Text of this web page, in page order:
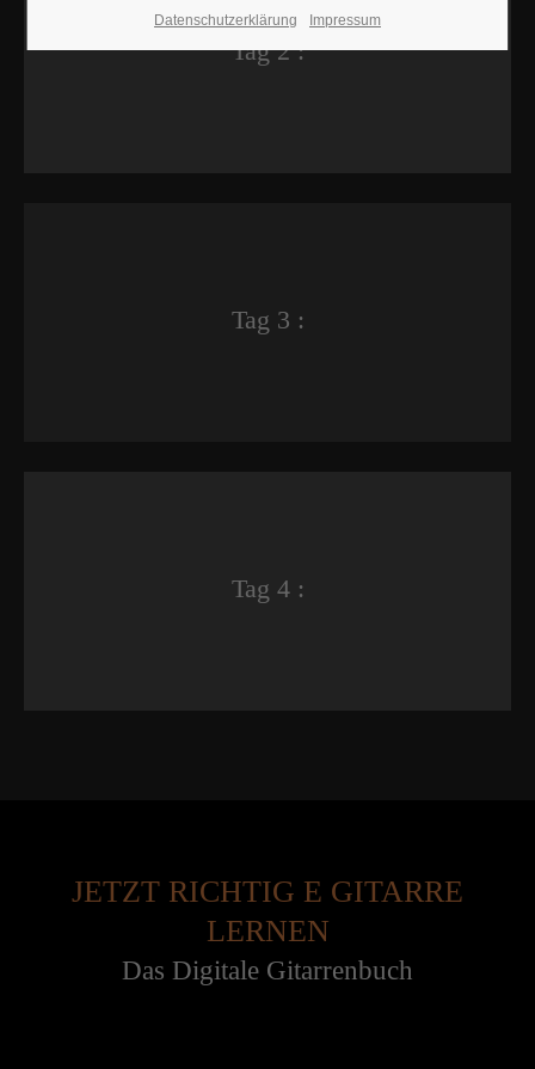
Tag 2 :
Tag 3 :
Tag 4 :
JETZT RICHTIG E GITARRE
LERNEN
Das Digitale Gitarrenbuch
Datenschutzerklärung Impressum